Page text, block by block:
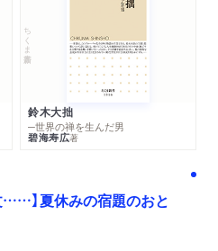
ちくま新書
鈴木大拙
─世界の禅を生んだ男
碧海寿広著
……】夏休みの宿題のおと